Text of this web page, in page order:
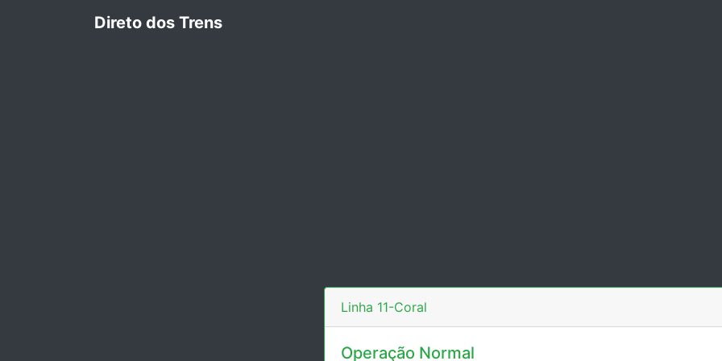
Direto dos Trens
Linha 11-Coral
Operação Normal